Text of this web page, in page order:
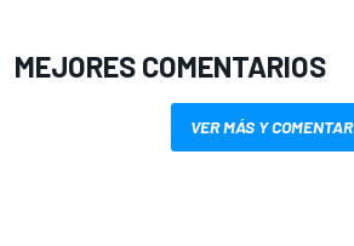
MEJORES COMENTARIOS
VER MÁS Y COMENTAR